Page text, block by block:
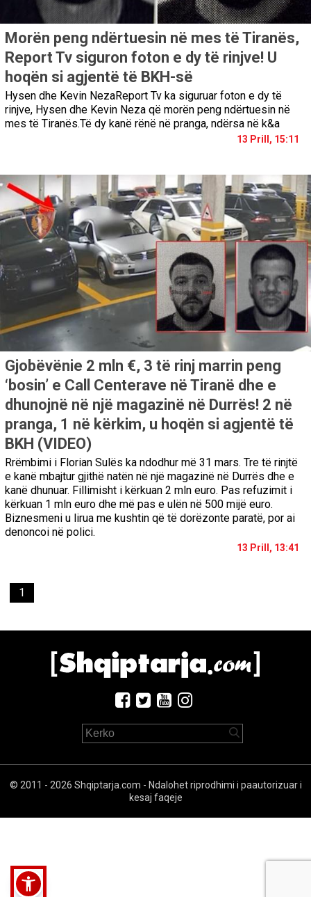
Morën peng ndërtuesin në mes të Tiranës,
Report Tv siguron foton e dy të rinjve! U
hoqën si agjentë të BKH-së
Hysen dhe Kevin NezaReport Tv ka siguruar foton e dy të
rinjve, Hysen dhe Kevin Neza që morën peng ndërtuesin në
mes të Tiranës.Të dy kanë rënë në pranga, ndërsa në k&a
13 Prill, 15:11
Gjobëvënie 2 mln €, 3 të rinj marrin peng
‘bosin’ e Call Centerave në Tiranë dhe e
dhunojnë në një magazinë në Durrës! 2 në
pranga, 1 në kërkim, u hoqën si agjentë të
BKH (VIDEO)
Rrëmbimi i Florian Sulës ka ndodhur më 31 mars. Tre të rinjtë
e kanë mbajtur gjithë natën në një magazinë në Durrës dhe e
kanë dhunuar. Fillimisht i kërkuan 2 mln euro. Pas refuzimit i
kërkuan 1 mln euro dhe më pas e ulën në 500 mijë euro.
Biznesmeni u lirua me kushtin që të dorëzonte paratë, por ai
denoncoi në polici.
13 Prill, 13:41
1
© 2011 - 2026 Shqiptarja.com - Ndalohet riprodhimi i paautorizuar i
kesaj faqeje